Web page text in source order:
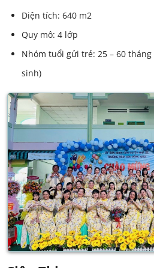
Diện tích: 640 m2
Quy mô: 4 lớp
Nhóm tuổi gửi trẻ: 25 – 60
sinh)